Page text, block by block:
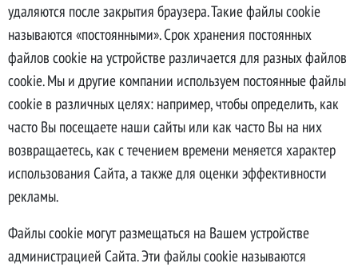
удаляются после закрытия браузера. Такие файлы cookie
называются «постоянными». Срок хранения постоянных
файлов cookie на устройстве различается для разных файлов
cookie. Мы и другие компании используем постоянные файлы
cookie в различных целях: например, чтобы определить, как
часто Вы посещаете наши сайты или как часто Вы на них
возвращаетесь, как с течением времени меняется характер
использования Сайта, а также для оценки эффективности
рекламы.
Файлы cookie могут размещаться на Вашем устройстве
администрацией Сайта. Эти файлы cookie называются